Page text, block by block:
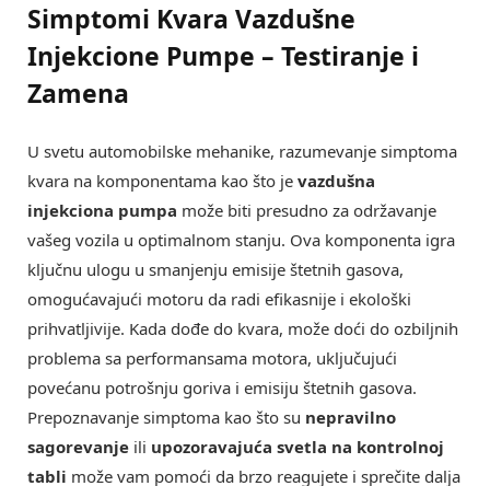
Simptomi Kvara Vazdušne
Injekcione Pumpe – Testiranje i
Zamena
U svetu automobilske mehanike, razumevanje simptoma
kvara na komponentama kao što je vazdušna
injekciona pumpa može biti presudno za održavanje
vašeg vozila u optimalnom stanju. Ova komponenta igra
ključnu ulogu u smanjenju emisije štetnih gasova,
omogućavajući motoru da radi efikasnije i ekološki
prihvatljivije. Kada dođe do kvara, može doći do ozbiljnih
problema sa performansama motora, uključujući
povećanu potrošnju goriva i emisiju štetnih gasova.
Prepoznavanje simptoma kao što su nepravilno
sagorevanje ili upozoravajuća svetla na kontrolnoj
tabli može vam pomoći da brzo reagujete i sprečite dalja